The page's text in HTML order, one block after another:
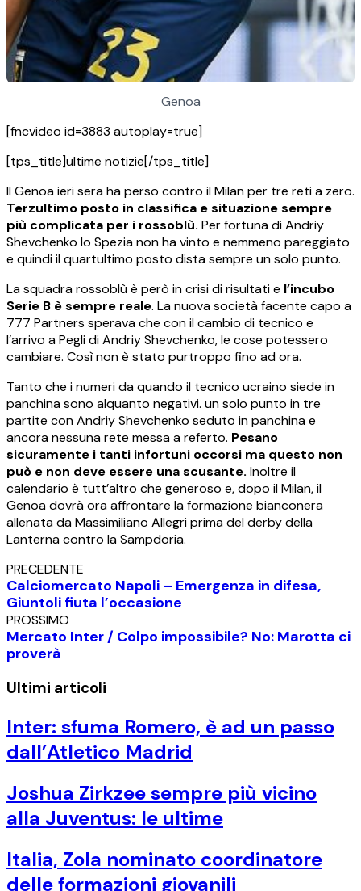
Genoa
[fncvideo id=3883 autoplay=true]
[tps_title]ultime notizie[/tps_title]
Il Genoa ieri sera ha perso contro il Milan per tre reti a zero.
Terzultimo posto in classifica e situazione sempre
più complicata per i rossoblù. Per fortuna di Andriy
Shevchenko lo Spezia non ha vinto e nemmeno pareggiato
e quindi il quartultimo posto dista sempre un solo punto.
La squadra rossoblù è però in crisi di risultati e l’incubo
Serie B è sempre reale. La nuova società facente capo a
777 Partners sperava che con il cambio di tecnico e
l’arrivo a Pegli di Andriy Shevchenko, le cose potessero
cambiare. Così non è stato purtroppo fino ad ora.
Tanto che i numeri da quando il tecnico ucraino siede in
panchina sono alquanto negativi. un solo punto in tre
partite con Andriy Shevchenko seduto in panchina e
ancora nessuna rete messa a referto. Pesano
sicuramente i tanti infortuni occorsi ma questo non
può e non deve essere una scusante. Inoltre il
calendario è tutt’altro che generoso e, dopo il Milan, il
Genoa dovrà ora affrontare la formazione bianconera
allenata da Massimiliano Allegri prima del derby della
Lanterna contro la Sampdoria.
PRECEDENTE
Calciomercato Napoli – Emergenza in difesa,
Giuntoli fiuta l’occasione
PROSSIMO
Mercato Inter / Colpo impossibile? No: Marotta ci
proverà
Ultimi articoli
Inter: sfuma Romero, è ad un passo
dall’Atletico Madrid
Joshua Zirkzee sempre più vicino
alla Juventus: le ultime
Italia, Zola nominato coordinatore
delle formazioni giovanili